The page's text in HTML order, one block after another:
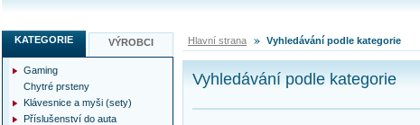
Hlavní strana Vyhledávání podle kategorie
Vyhledávání podle kategorie
KATEGORIE VÝROBCI
Gaming
Chytré prsteny
Klávesnice a myši (sety)
Příslušenství do auta